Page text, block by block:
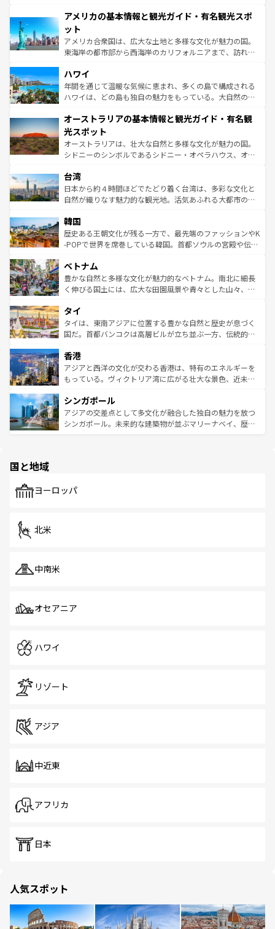
ンツ一覧を参照してほしい。
の建物がそのまま残る町や、スイスならではのユニークな
博物館もあり、アルプス観光だけでなく町歩きも満喫する
ことができる。国民の所得が高いため物価も高いが、旅行
者向けの交通パス提供のサービスもあり、うまく活用すれ
着のスイス情報は
アメリカの基本情報と観光ガイド・有名観光スポ
ット
アメリカ合衆国は、広大な土地と多様な文化が魅力の国。
東海岸の都市部から西海岸のカリフォルニアまで、訪れる
のような巨大都市は、観光、ショッピング、エンターテイ
ンメントが詰まった刺激的なスポットだ。一方、アメリカ
西部には大自然が広がり、グランドキャニオンやイエロー
部のニューオーリンズでは、音楽と美食が融合した独特の
文化が魅力。旅行者はアメリカの各地域で異なる魅力を楽
しみながら、その多様性と豊かな歴史を感じることができ
るだろう。車でのロードトリップや列車の旅も、アメリカ
情報は
ハワイ
年間を通じて温暖な気候に恵まれ、多くの島で構成される
ハワイは、どの島も独自の魅力をもっている。大自然の神
ワイ島は見逃せない。また、定番の観光地といえばオアフ
島だが、静かな自然を求めるならマウイ島やカウアイ島が
おすすめ。エメラルドグリーンに輝く海をはじめ、豊かな
文化や歴史が息づいている。「アロハスピリット」と呼ば
人々、おいしいローカルフードやハワイアンミュージッ
ク、伝統的なフラダンスなど、すべてがハワイの魅力を彩
っている。訪れるたびに新しい発見と感動が待っているハ
はコンテンツ一覧
オーストラリアの基本情報と観光ガイド・有名観
光スポット
オーストラリアは、壮大な自然と多様な文化が魅力の国。
シドニーのシンボルであるシドニー・オペラハウス、オー
リアリーフや大陸中央部にそびえるウルル（エアーズロッ
ク）、タスマニアの美しい原生林やケアンズの熱帯雨林な
ど、見どころがたくさん。また、カフェやワイン、オージ
いる。アクティビティも充実しており、サーフィンやダイ
ビング、ハイキングなど、アウトドア好きにはたまらな
い。オーストラリアの多彩な魅力を存分に味わいつくそ
参照してほしい。
台湾
日本から約４時間ほどでたどり着く台湾は、多彩な文化と
自然が織りなす魅力的な観光地。活気あふれる大都市の台
ン）、静ひつな山岳地帯である台湾東部など、都市の喧騒
と山間の静けさが共存しており、訪れる人に新しい発見と
驚きをもたらしてくれる。また、奥深い台湾の食文化も魅
容にもいいと評判のスイーツなど、バラエティ豊かな料理
が味わえる。 なお、新着の台湾情報は コンテンツ一覧を参
照してほしい。
韓国
歴史ある王朝文化が残る一方で、最先端のファッションやK
-POPで世界を席巻している韓国。首都ソウルの宮殿や伝統
き、地方に足を延ばせば四季折々の自然美を楽しむことが
できる。そして、キムチや焼肉、絶品のストリートフード
まで、さまざまな韓国料理が待っている。夜には、韓国な
リティに包まれながら、韓国の多彩な魅力を心ゆくまで味
わってみてほしい。 なお、新着の韓国情報はコンテンツ一
覧を参照してほしい。
ベトナム
豊かな自然と多様な文化が魅力的なベトナム。南北に細長
く伸びる国土には、広大な田園風景や青々とした山々、世
急速な発展と共に伝統が息づく。ハノイの古い町並みやホ
ーチミン市のフランス統治時代の建物も、独特の雰囲気を
醸し出している。また、バラエティの豊かさとおいしさで
とつ。フォーやバインミー、ベトナムコーヒーなどは、ぜ
ひ現地で味わいたい。どの地域を訪れてもあたたかい人々
が旅行者を迎えてくれるので、きっと忘れられない旅にな
参照してほしい。
タイ
タイは、東南アジアに位置する豊かな自然と歴史が息づく
国だ。首都バンコクは高層ビルが立ち並ぶ一方、伝統的な
の活気が交差している。北部ではチェンマイなどの山岳地
帯で自然と触れ合い、南部ではプーケットやクラビの美し
いビーチでリゾート気分を楽しむことができる。タイ料理
激する。気候は一年中温暖で、どの季節にも異なる楽しみ
が待っている。親しみやすいタイの人々、仏教を中心とし
た文化、そして多様な観光資源が、訪れる旅人を魅了し続
香港
アジアと西洋の文化が交わる香港は、特有のエネルギーを
もっている。ヴィクトリア湾に広がる壮大な景色、近未来
み、どこを訪れても感動するはず。観光スポットが密集し
ており、効率よく見どころを回れるのも魅力。息をのむよ
うな絶景から文化的な体験まで、香港を存分に楽しみ尽く
シンガポール
アジアの交差点として多文化が融合した独自の魅力を放つ
シンガポール。未来的な建築物が並ぶマリーナベイ、歴史
で、ホーカーズは地元の風情を楽しめる外せないスポット
国と地域
ヨーロッパ
北米
中南米
オセアニア
ハワイ
リゾート
アジア
中近東
アフリカ
日本
人気スポット